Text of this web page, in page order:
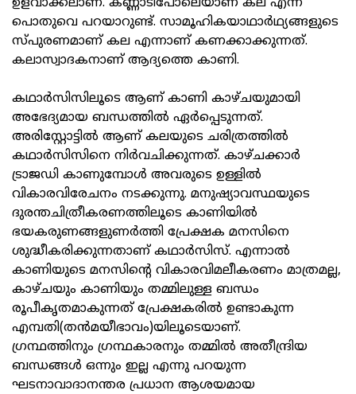
പൊതുവെ പറയാറുണ്ട്. സാമൂഹികയാഥാർഥ്യങ്ങളുടെ
സ്പുരണമാണ് കല എന്നാണ് കണക്കാക്കുന്നത്.
കലാസ്വാദകനാണ് ആദ്യത്തെ കാണി.
കഥാർസിസിലൂടെ ആണ് കാണി കാഴ്ചയുമായി
അഭേദ്യമായ ബന്ധത്തിൽ ഏർപ്പെടുന്നത്.
അരിസ്റ്റോട്ടിൽ ആണ് കലയുടെ ചരിത്രത്തിൽ
കഥാർസിസിനെ നിർവചിക്കുന്നത്. കാഴ്ചക്കാർ
ട്രാജഡി കാണുമ്പോൾ അവരുടെ ഉള്ളിൽ
വികാരവിരേചനം നടക്കുന്നു. മനുഷ്യാവസ്ഥയുടെ
ദുരന്തചിത്രീകരണത്തിലൂടെ കാണിയിൽ
ഭയകരുണങ്ങളുണർത്തി പ്രേക്ഷക മനസിനെ
ശുദ്ധീകരിക്കുന്നതാണ് കഥാർസിസ്. എന്നാൽ
കാണിയുടെ മനസിന്റെ വികാരവിമലീകരണം മാത്രമല്ല,
കാഴ്ചയും കാണിയും തമ്മിലുള്ള ബന്ധം
രൂപീകൃതമാകുന്നത് പ്രേക്ഷകരിൽ ഉണ്ടാകുന്ന
എമ്പതി(തൻമയീഭാവം)യിലൂടെയാണ്.
ഗ്രന്ഥത്തിനും ഗ്രന്ഥകാരനും തമ്മിൽ അതീന്ദ്രിയ
ബന്ധങ്ങൾ ഒന്നും ഇല്ല എന്നു പറയുന്ന
ഘടനാവാദാനന്തര പ്രധാന ആശയമായ